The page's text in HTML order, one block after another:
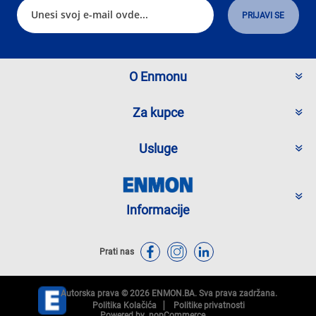
O Enmonu
Za kupce
Usluge
Informacije
Prati nas
Autorska prava © 2026 ENMON.BA. Sva prava zadržana.
Politika Kolačića
Politike privatnosti